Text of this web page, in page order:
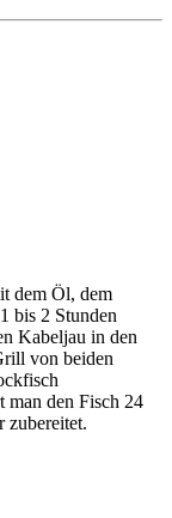
dem Öl, dem
bis 2 Stunden
Kabeljau in den
von beiden
man den Fisch 24
zubereitet.